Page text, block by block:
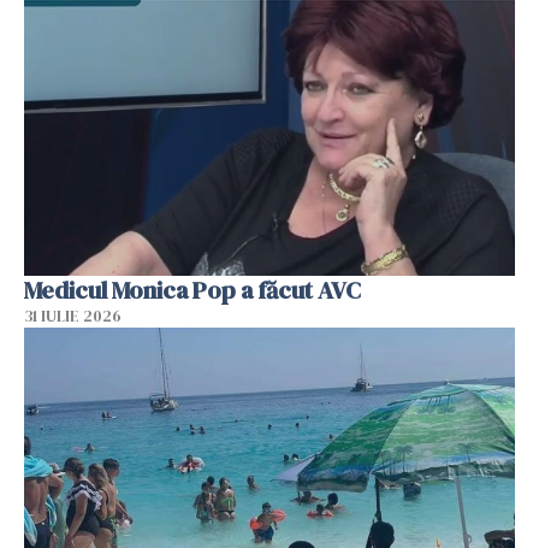
Medicul Monica Pop a făcut AVC
31 IULIE 2026